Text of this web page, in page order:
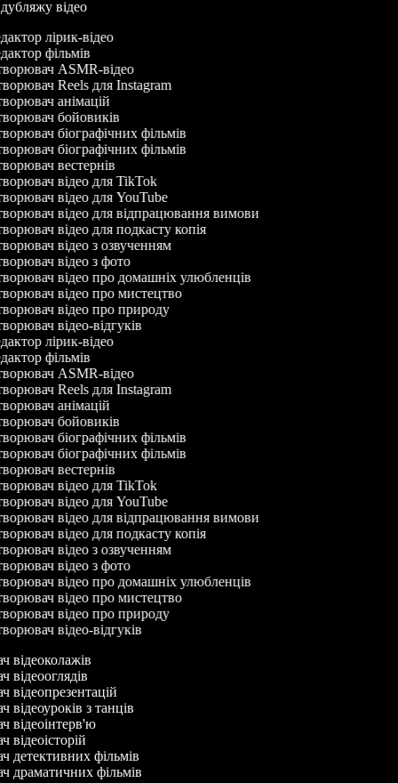
дубляжу відео
лірик-відео
фільмів
ASMR-відео
Reels для Instagram
анімацій
бойовиків
біографічних фільмів
біографічних фільмів
вестернів
відео для TikTok
відео для YouTube
відео для відпрацювання вимови
відео для подкасту копія
відео з озвученням
відео з фото
відео про домашніх улюбленців
відео про мистецтво
відео про природу
відео-відгуків
лірик-відео
фільмів
ASMR-відео
Reels для Instagram
анімацій
бойовиків
біографічних фільмів
біографічних фільмів
вестернів
відео для TikTok
відео для YouTube
відео для відпрацювання вимови
відео для подкасту копія
відео з озвученням
відео з фото
відео про домашніх улюбленців
відео про мистецтво
відео про природу
відео-відгуків
відеоколажів
відеооглядів
відеопрезентацій
відеоуроків з танців
відеоінтерв'ю
відеоісторій
детективних фільмів
драматичних фільмів